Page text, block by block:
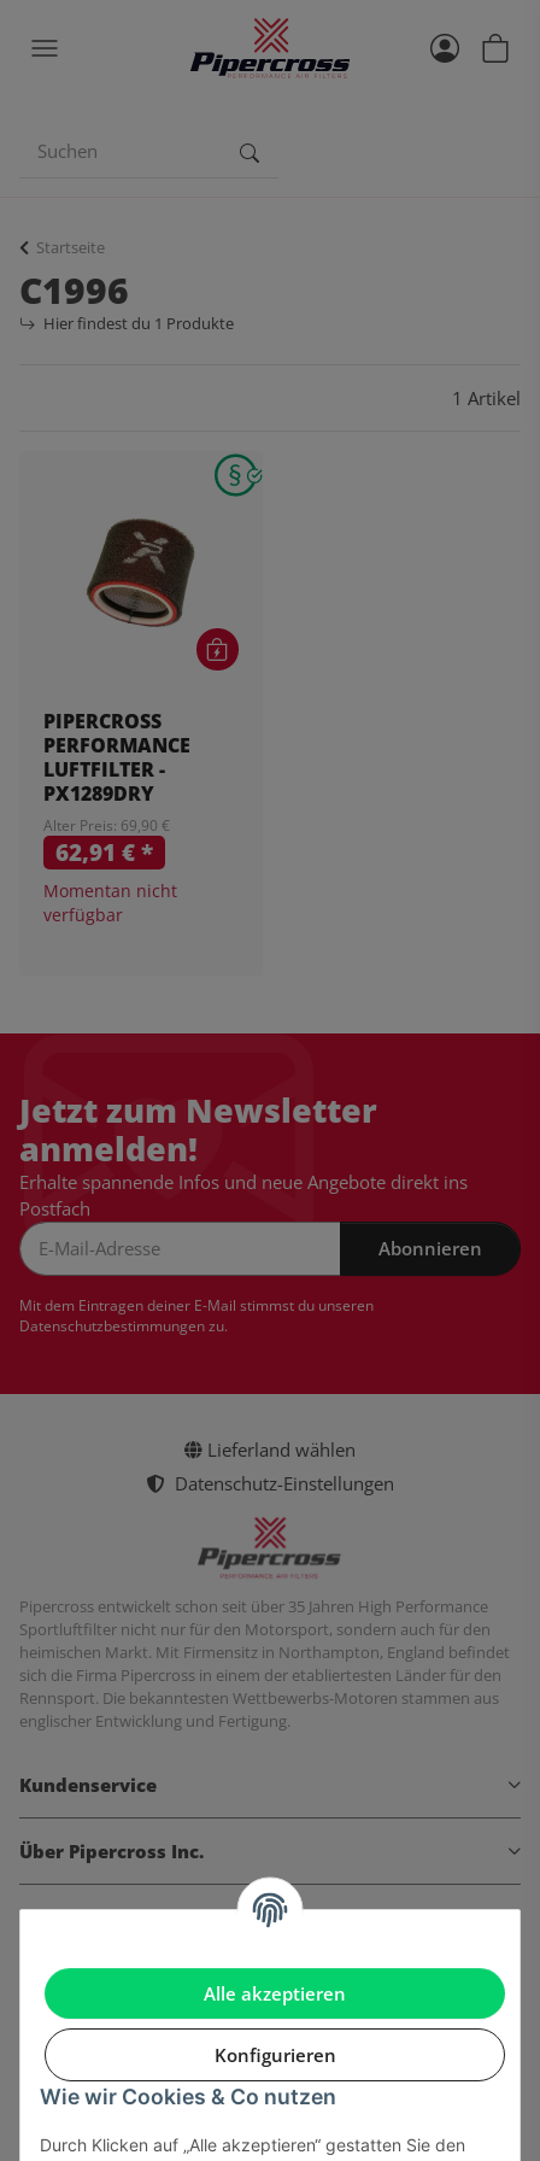
Alle akzeptieren
Konfigurieren
Wie wir Cookies & Co nutzen
Durch Klicken auf „Alle akzeptieren“ gestatten Sie den
Startseite
C1996
Hier findest du 1 Produkte
1 Artikel
PIPERCROSS
PERFORMANCE
LUFTFILTER -
PX1289DRY
Alter Preis: 69,90 €
62,91 €*
Momentan nicht
verfügbar
Jetzt zum Newsletter
anmelden!
Erhalte spannende Infos und neue Angebote direkt ins
Postfach
Abonnieren
Mit dem Eintragen deiner E-Mail stimmst du unseren
Datenschutzbestimmungenzu.
Lieferland wählen
Datenschutz-Einstellungen
Pipercross entwickelt schon seit über 35 Jahren High Performance
Sportluftfilter nicht nur für den Motorsport, sondern auch für den
heimischen Markt. Mit Firmensitz in Northampton, England befindet
sich die Firma Pipercross in einem der etabliertesten Länder für den
Rennsport. Die bekanntesten Wettbewerbs-Motoren stammen aus
englischer Entwicklung und Fertigung.
Kundenservice
Über Pipercross Inc.
Informationen
Gesetzliche Informationen